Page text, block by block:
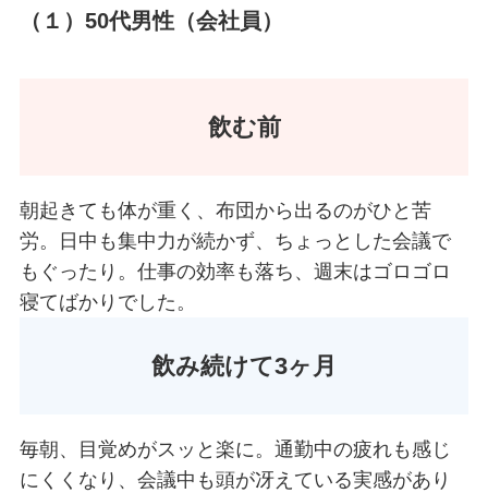
（１） 50代男性（会社員）
飲む前
朝起きても体が重く、布団から出るのがひと苦
労。日中も集中力が続かず、ちょっとした会議で
もぐったり。仕事の効率も落ち、週末はゴロゴロ
寝てばかりでした。
飲み続けて3ヶ月
毎朝、目覚めがスッと楽に。通勤中の疲れも感じ
にくくなり、会議中も頭が冴えている実感があり